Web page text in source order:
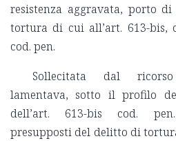
resistenza aggravata, porto
tortura di cui all’art. 613-bis,
cod. pen.
Sollecitata dal
lamentava, sotto il profilo
dell’art. 613-bis cod.
presupposti del delitto di